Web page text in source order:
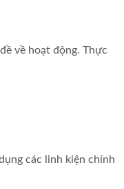
về hoạt động. Thực
các linh kiện chính